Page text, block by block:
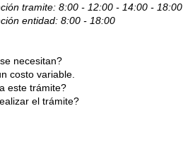
tramite: 8:00 - 12:00 - 14:00 - 18:00
entidad: 8:00 - 18:00
necesitan?
costo variable.
este trámite?
el trámite?